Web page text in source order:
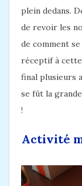
plein dedans.
de revoir les
de comment
réceptif à
final plusieurs
se fût la
!
Activité